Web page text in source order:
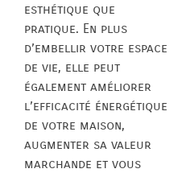
esthétique que
pratique. En plus
d’embellir votre espace
de vie, elle peut
également améliorer
l’efficacité énergétique
de votre maison,
augmenter sa valeur
marchande et vous